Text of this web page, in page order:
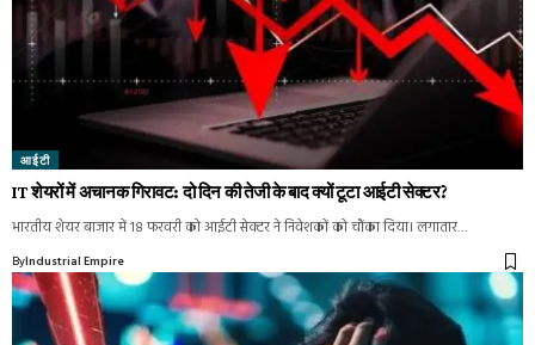
आईटी
IT शेयरों में अचानक गिरावट: दो दिन की तेजी के बाद क्यों टूटा आईटी सेक्टर?
भारतीय शेयर बाजार में 18 फरवरी को आईटी सेक्टर ने निवेशकों को चौंका दिया। लगातार…
ByIndustrial Empire